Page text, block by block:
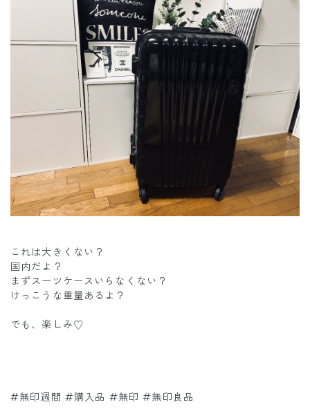
これは大きくない？
国内だよ？
まずスーツケースいらなくない？
けっこうな重量あるよ？
でも、楽しみ♡
#無印週間 #購入品 #無印 #無印良品